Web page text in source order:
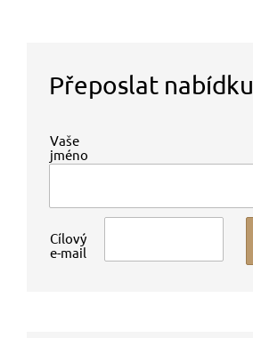
Přeposlat nabídku
Vaše
jméno
Cílový
e-mail